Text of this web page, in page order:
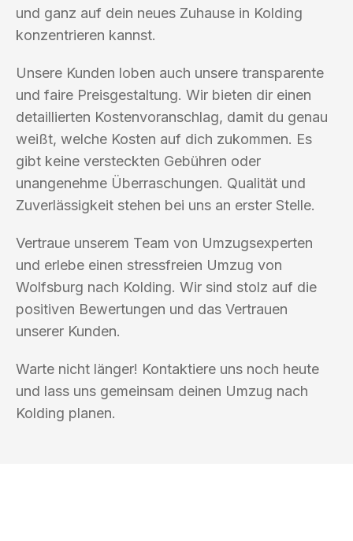
und ganz auf dein neues Zuhause in Kolding
konzentrieren kannst.
Unsere Kunden loben auch unsere transparente
und faire Preisgestaltung. Wir bieten dir einen
detaillierten Kostenvoranschlag, damit du genau
weißt, welche Kosten auf dich zukommen. Es
gibt keine versteckten Gebühren oder
unangenehme Überraschungen. Qualität und
Zuverlässigkeit stehen bei uns an erster Stelle.
Vertraue unserem Team von Umzugsexperten
und erlebe einen stressfreien Umzug von
Wolfsburg nach Kolding. Wir sind stolz auf die
positiven Bewertungen und das Vertrauen
unserer Kunden.
Warte nicht länger! Kontaktiere uns noch heute
und lass uns gemeinsam deinen Umzug nach
Kolding planen.